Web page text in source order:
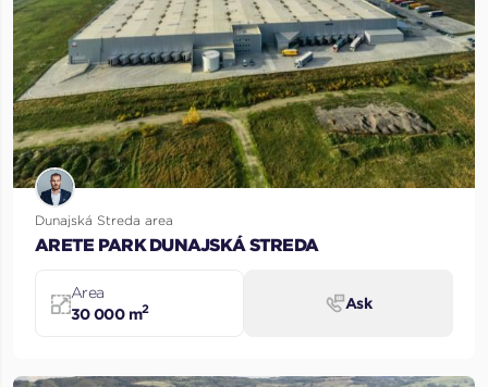
Dunajská Streda area
ARETE PARK DUNAJSKÁ STREDA
Area
30 000 m2 Ask